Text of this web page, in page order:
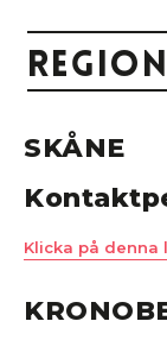
SKÅNE
Klicka på denna